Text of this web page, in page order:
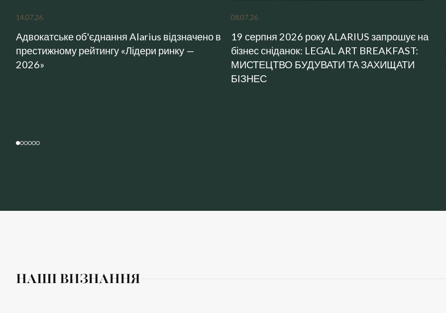
1407 26
Адвокатське об'єднання Alarius відзначено в
престижному рейтингу «Лідери ринку —
2026»
0807 26
19 серпня 2026 року ALARIUS запрошує на
бізнес сніданок: LEGAL ART BREAKFAST:
МИСТЕЦТВО БУДУВАТИ ТА ЗАХИЩАТИ
БІЗНЕС
НАШІ ВИЗНАННЯ